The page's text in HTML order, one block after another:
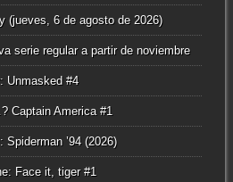
(jueves, 6 de agosto de 2026)
serie regular a partir de noviembre
Unmasked #4
Captain America #1
’94 (2026)
Face it, tiger #1